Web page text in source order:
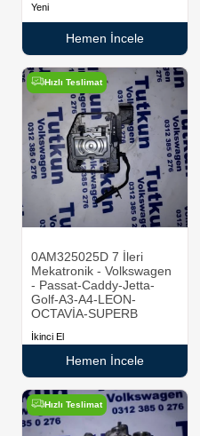
Yeni
Hemen İncele
Hızlı Teslimat
0AM325025D 7 İleri
Mekatronik - Volkswagen
- Passat-Caddy-Jetta-
Golf-A3-A4-LEON-
OCTAVİA-SUPERB
İkinci El
Hemen İncele
Hızlı Teslimat